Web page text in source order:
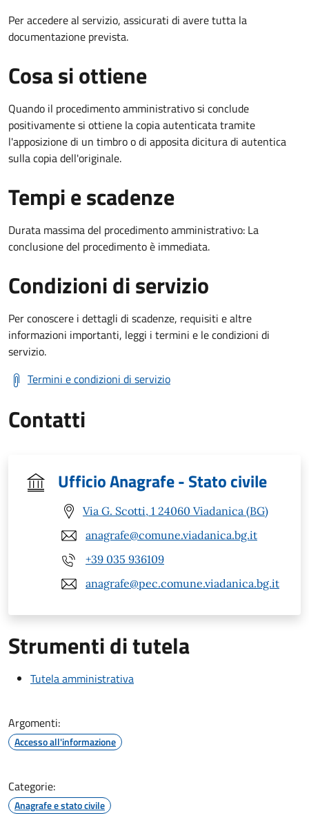
Per accedere al servizio, assicurati di avere tutta la
documentazione prevista.
Cosa si ottiene
Quando il procedimento amministrativo si conclude
positivamente si ottiene la copia autenticata tramite
l'apposizione di un timbro o di apposita dicitura di autentica
sulla copia dell'originale.
Tempi e scadenze
Durata massima del procedimento amministrativo: La
conclusione del procedimento è immediata.
Condizioni di servizio
Per conoscere i dettagli di scadenze, requisiti e altre
informazioni importanti, leggi i termini e le condizioni di
servizio.
Termini e condizioni di servizio
Contatti
Ufficio Anagrafe - Stato civile
Via G. Scotti, 1 24060 Viadanica (BG)
anagrafe@comune.viadanica.bg.it
+39 035 936109
anagrafe@pec.comune.viadanica.bg.it
Strumenti di tutela
Tutela amministrativa
Argomenti:
Accesso all'informazione
Categorie:
Anagrafe e stato civile